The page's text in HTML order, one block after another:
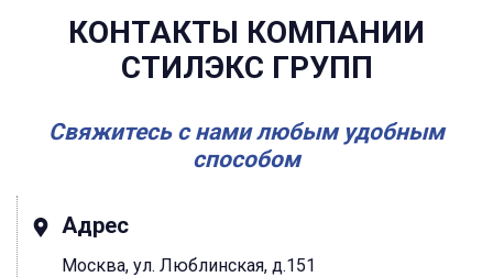
КОНТАКТЫ КОМПАНИИ
СТИЛЭКС ГРУПП
Свяжитесь с нами любым удобным
способом
Адрес
Москва, ул. Люблинская, д.151